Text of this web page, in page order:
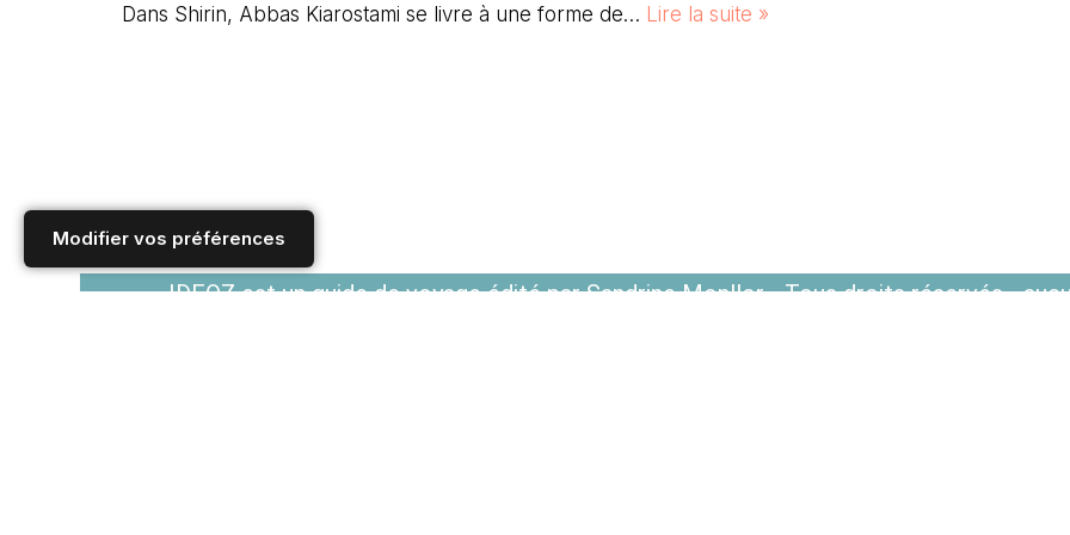
Modifier vos préférences
Dans Shirin, Abbas Kiarostami se livre à une forme de… Lire la suite »
IDEOZ est un guide de voyage édité par Sandrine Monllor - Tous droits réservés -